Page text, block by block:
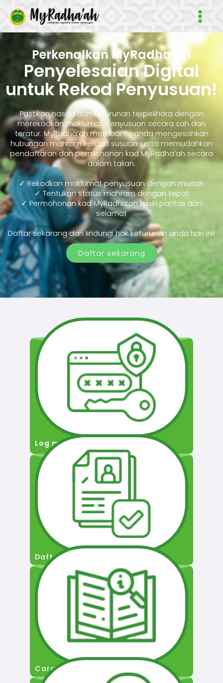
Main
Perkenalkan MyRadha’ah
Penyelesaian Digital
untuk Rekod Penyusuan!
Pastikan nasab dan keturunan terpelihara dengan
merekodkan maklumat penyusuan secara sah dan
teratur. MyRadha’ah membantu anda mengesahkan
hubungan mahram kerana susuan serta memudahkan
pendaftaran dan permohonan kad MyRadha’ah secara
dalam talian.
✓ Rekodkan maklumat penyusuan dengan mudah
✓ Tentukan status mahram dengan tepat
✓ Permohonan kad MyRadha’ah lebih pantas dan
selamat
Daftar sekarang dan lindungi hak keturunan anda hari ini!
Daftar sekarang
Log masuk
Daftar Pengguna
Cara Permohonan